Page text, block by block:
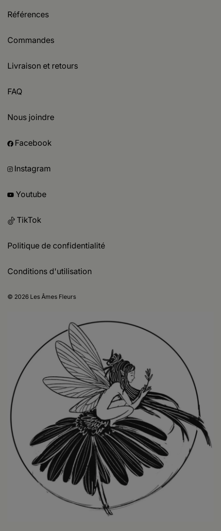
Références
Commandes
Livraison et retours
FAQ
Nous joindre
Facebook
Instagram
Youtube
TikTok
Politique de confidentialité
Conditions d'utilisation
© 2026 Les Âmes Fleurs